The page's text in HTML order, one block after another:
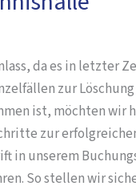
da es in letzter
zur Löschung
ist, möchten wir
zur
in unserem
So stellen wir